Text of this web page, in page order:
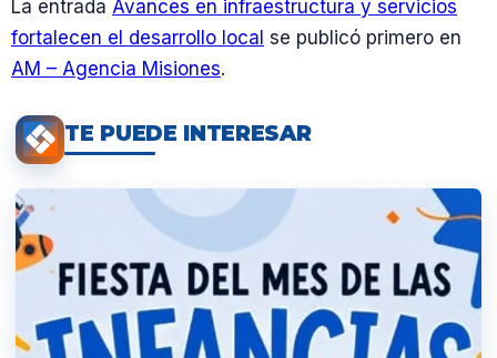
La entrada Avances en infraestructura y servicios
fortalecen el desarrollo local se publicó primero en
AM – Agencia Misiones.
TE PUEDE INTERESAR